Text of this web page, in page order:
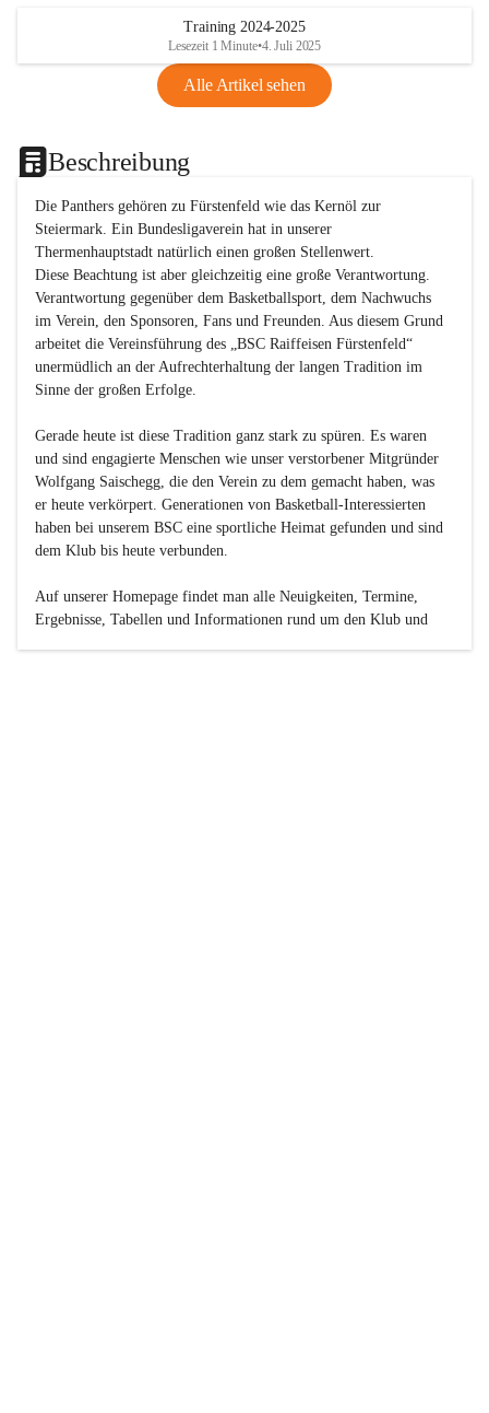
Training 2024-2025
Lesezeit 1 Minute•4. Juli 2025
Alle Artikel sehen
Beschreibung
Die Panthers gehören zu Fürstenfeld wie das Kernöl zur
Steiermark. Ein Bundesligaverein hat in unserer
Thermenhauptstadt natürlich einen großen Stellenwert.
Diese Beachtung ist aber gleichzeitig eine große Verantwortung.
Verantwortung gegenüber dem Basketballsport, dem Nachwuchs
im Verein, den Sponsoren, Fans und Freunden. Aus diesem Grund
arbeitet die Vereinsführung des „BSC Raiffeisen Fürstenfeld“
unermüdlich an der Aufrechterhaltung der langen Tradition im
Sinne der großen Erfolge.
Gerade heute ist diese Tradition ganz stark zu spüren. Es waren
und sind engagierte Menschen wie unser verstorbener Mitgründer
Wolfgang Saischegg, die den Verein zu dem gemacht haben, was
er heute verkörpert. Generationen von Basketball-Interessierten
haben bei unserem BSC eine sportliche Heimat gefunden und sind
dem Klub bis heute verbunden.
Auf unserer Homepage findet man alle Neuigkeiten, Termine,
Ergebnisse, Tabellen und Informationen rund um den Klub und